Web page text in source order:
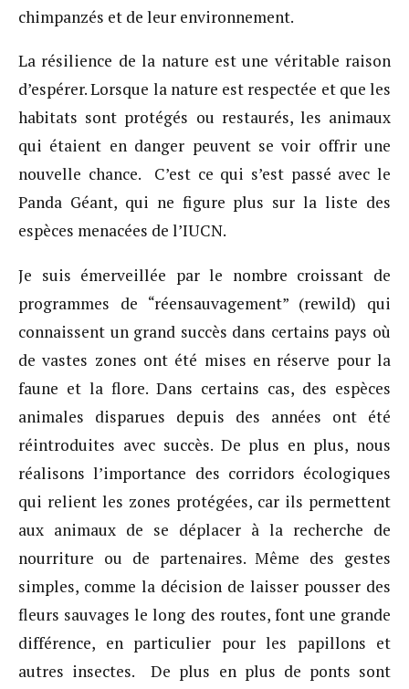
chimpanzés et de leur environnement.
La résilience de la nature est une véritable raison
d’espérer. Lorsque la nature est respectée et que les
habitats sont protégés ou restaurés, les animaux
qui étaient en danger peuvent se voir offrir une
nouvelle chance. C’est ce qui s’est passé avec le
Panda Géant, qui ne figure plus sur la liste des
espèces menacées de l’IUCN.
Je suis émerveillée par le nombre croissant de
programmes de “réensauvagement” (rewild) qui
connaissent un grand succès dans certains pays où
de vastes zones ont été mises en réserve pour la
faune et la flore. Dans certains cas, des espèces
animales disparues depuis des années ont été
réintroduites avec succès. De plus en plus, nous
réalisons l’importance des corridors écologiques
qui relient les zones protégées, car ils permettent
aux animaux de se déplacer à la recherche de
nourriture ou de partenaires. Même des gestes
simples, comme la décision de laisser pousser des
fleurs sauvages le long des routes, font une grande
différence, en particulier pour les papillons et
autres insectes. De plus en plus de ponts sont